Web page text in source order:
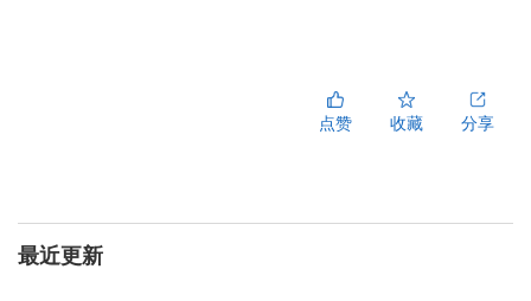
点赞 收藏 分享
最近更新